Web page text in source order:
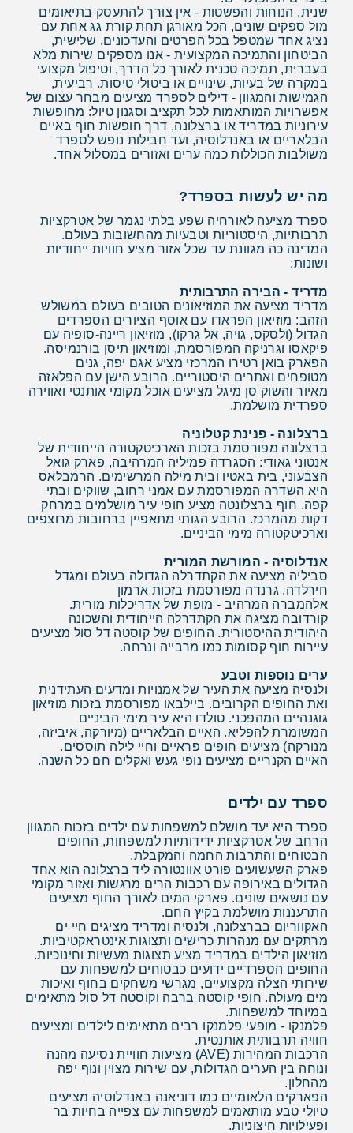
שנית, הנוחות והפשטות - אין צורך להתעסק בתיאומים
מול ספקים שונים, הכל מאורגן תחת קורת גג אחת עם
נציג אחד שמטפל בכל הפרטים והעדכונים. שלישית,
הביטחון והתמיכה המקצועית - אנו מספקים שירות מלא
בעברית, תמיכה טכנית לאורך כל הדרך, וטיפול מקצועי
במקרה של בעיות, שינויים או ביטולי טיסות. רביעית,
הגמישות והמגוון - דילים לספרד מציעים מבחר עצום של
אפשרויות המותאמות לכל תקציב וסגנון טיול: מחופשות
עירוניות במדריד או ברצלונה, דרך חופשות חוף באיים
הבלאריים או באנדלוסיה, ועד חבילות נופש לספרד
משולבות הכוללות כמה ערים ואזורים במסלול אחד.
מה יש לעשות בספרד?
ספרד מציעה לאורחיה שפע בלתי נגמר של אטרקציות
תרבותיות, היסטוריות וטבעיות מהחשובות בעולם.
המדינה כה מגוונת עד שכל אזור מציע חוויות ייחודיות
ושונות:
מדריד - הבירה התרבותית
מדריד מציעה את המוזיאונים הטובים בעולם במשולש
הזהב: מוזיאון הפראדו עם אוסף הציורים הספרדים
הגדול (ולסקס, גויה, אל גרקו), מוזיאון ריינה-סופיה עם
פיקאסו וגרניקה המפורסמת, ומוזיאון תיסן בורנמיסה.
הפארק בואן רטירו המרכזי מציע אגם יפה, גנים
מטופחים ואתרים היסטוריים. הרובע הישן עם הפלאזה
מאיור והשוק סן מיגל מציעים אוכל מקומי אותנטי ואווירה
ספרדית מושלמת.
ברצלונה - פנינת קטלוניה
ברצלונה מפורסמת בזכות הארכיטקטורה הייחודית של
אנטוני גאודי: הסגרדה פמיליה המרהיבה, פארק גואל
הצבעוני, בית באטיו ובית מילה המרשימים. הרמבלאס
היא השדרה המפורסמת עם אמני רחוב, שווקים ובתי
קפה. חוף ברצלונטה מציע חופי עיר מושלמים במרחק
דקות מהמרכז. הרובע הגותי מתאפיין ברחובות מרוצפים
וארכיטקטורה מימי הביניים.
אנדלוסיה - המורשת המורית
סביליה מציעה את הקתדרלה הגדולה בעולם ומגדל
חירלדה. גרנדה מפורסמת בזכות ארמון
אלהמברה המרהיב - מופת של אדריכלות מורית.
קורדובה מציגה את הקתדרלה הייחודית והשכונה
היהודית ההיסטורית. החופים של קוסטה דל סול מציעים
עיירות חוף קסומות כמו מרבייה ונרחה.
ערים נוספות וטבע
ולנסיה מציעה את העיר של אמנויות ומדעים העתידנית
ואת החופים הקרובים. ביילבאו מפורסמת בזכות מוזיאון
גוגנהיים המהפכני. טולדו היא עיר מימי הביניים
המשומרת להפליא. האיים הבלאריים (מיורקה, איביזה,
מנורקה) מציעים חופים פראיים וחיי לילה תוססים.
האיים הקנריים מציעים נופי געש ואקלים חם כל השנה.
ספרד עם ילדים
ספרד היא יעד מושלם למשפחות עם ילדים בזכות המגוון
הרחב של אטרקציות ידידותיות למשפחות, החופים
הבטוחים והתרבות החמה והמקבלת.
פארק השעשועים פורט אוונטורה ליד ברצלונה הוא אחד
הגדולים באירופה עם רכבות הרים מרגשות ואזור מקומי
עם נושאים שונים. פארקי המים לאורך החוף מציעים
התרעננות מושלמת בקיץ החם.
האקווריום בברצלונה, ולנסיה ומדריד מציגים חיי ים
מרתקים עם מנהרות כרישים ותצוגות אינטראקטיביות.
מוזיאון הילדים במדריד מציע תצוגות מעשיות וחינוכיות.
החופים הספרדיים ידועים כבטוחים למשפחות עם
שירותי הצלה מקצועיים, מגרשי משחקים בחוף ואיכות
מים מעולה. חופי קוסטה ברבה וקוסטה דל סול מתאימים
במיוחד למשפחות.
פלמנקו - מופעי פלמנקו רבים מתאימים לילדים ומציעים
חוויה תרבותית אותנטית.
הרכבות המהירות (AVE) מציעות חוויית נסיעה מהנה
ונוחה בין הערים הגדולות, עם שירות מצוין ונוף יפה
מהחלון.
הפארקים הלאומיים כמו דוניאנה באנדלוסיה מציעים
טיולי טבע מותאמים למשפחות עם צפייה בחיות בר
ופעילויות חיצוניות.